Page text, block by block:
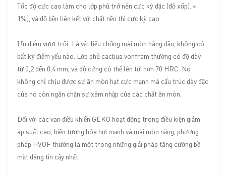
Tốc độ cực cao làm cho lớp phủ trở nên cực kỳ đặc (độ xốp). <
1%), và độ bền liên kết với chất nền thì cực kỳ cao.
Ưu điểm vượt trội: Là vật liệu chống mài mòn hàng đầu, không có
bất kỳ điểm yếu nào. Lớp phủ cacbua vonfram thường có độ dày
từ 0,2 đến 0,4 mm, và độ cứng có thể lên tới hơn 70 HRC. Nó
không chỉ chịu được sự ăn mòn hạt cực mạnh mà cấu trúc dày đặc
của nó còn ngăn chặn sự xâm nhập của các chất ăn mòn.
Đối với các van điều khiển GEKO hoạt động trong điều kiện giảm
áp suất cao, hiện tượng hóa hơi mạnh và mài mòn nặng, phương
pháp HVOF thường là một trong những giải pháp tăng cường bề
mặt đáng tin cậy nhất.